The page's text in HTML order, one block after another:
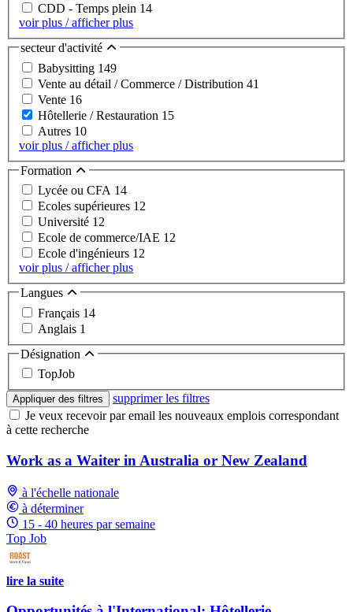
CDD - Temps plein 14
voir plus / afficher plus
secteur d'activité
Babysitting 149
Vente au détail / Commerce / Distribution 41
Vente 16
Hôtellerie / Restauration 15
Autres 10
voir plus / afficher plus
Formation
Lycée ou CFA 14
Ecoles supérieures 12
Université 12
Ecole de commerce/IAE 12
Ecole d'ingénieurs 12
voir plus / afficher plus
Langues
Français 14
Anglais 1
Désignation
TopJob
Appliquer des filtres
supprimer les filtres
Je veux recevoir par email les nouveaux emplois correspondant
à cette recherche
Work as a Waiter in Australia or New Zealand
à l'échelle nationale
à déterminer
15 - 40 heures par semaine
Top Job
lire la suite